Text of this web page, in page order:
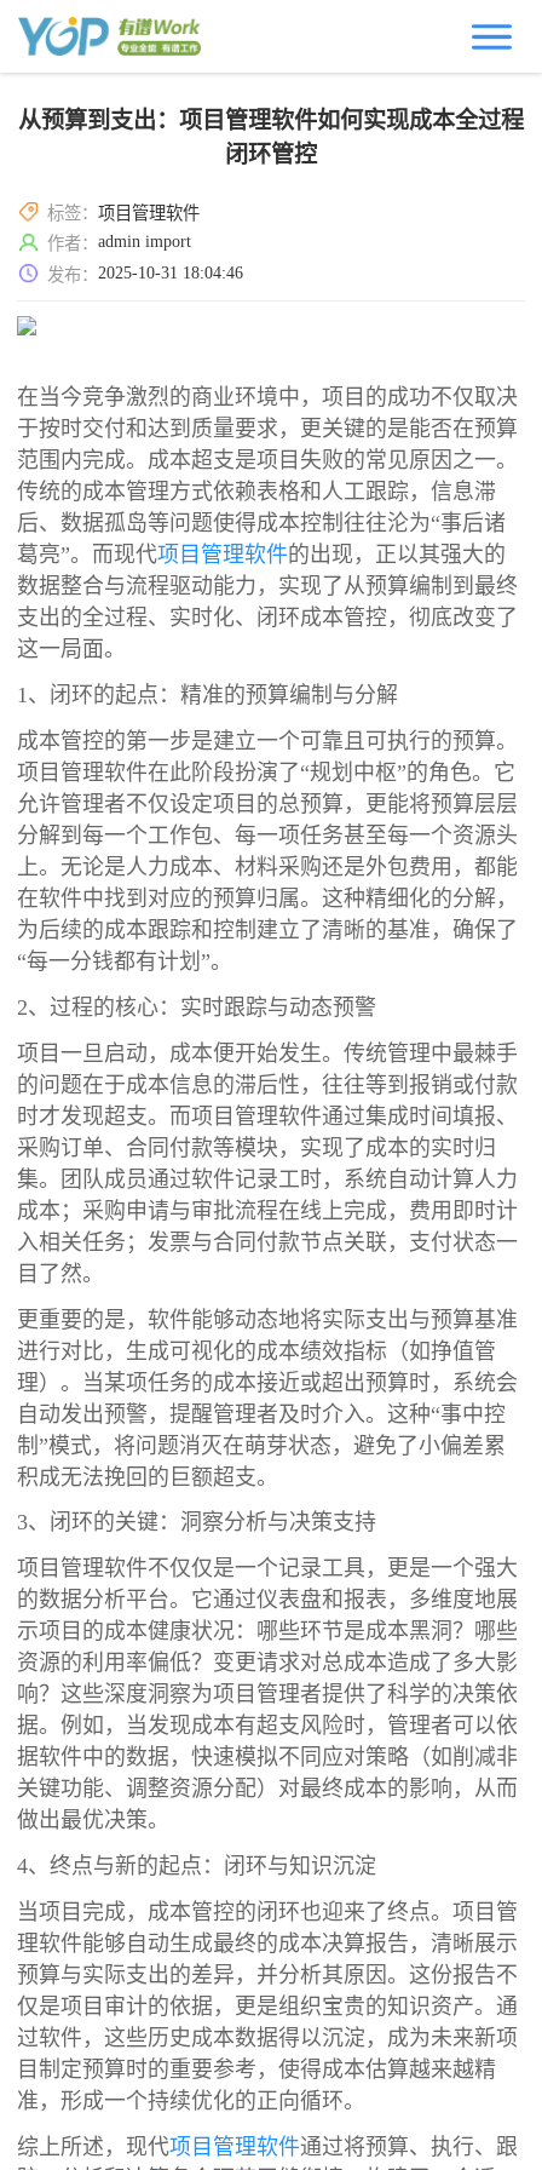
从预算到支出：项目管理软件如何实现成本全过程
闭环管控
标签：项目管理软件
作者：admin import
发布：2025-10-31 18:04:46
在当今竞争激烈的商业环境中，项目的成功不仅取决
于按时交付和达到质量要求，更关键的是能否在预算
范围内完成。成本超支是项目失败的常见原因之一。
传统的成本管理方式依赖表格和人工跟踪，信息滞
后、数据孤岛等问题使得成本控制往往沦为“事后诸
葛亮”。而现代项目管理软件的出现，正以其强大的
数据整合与流程驱动能力，实现了从预算编制到最终
支出的全过程、实时化、闭环成本管控，彻底改变了
这一局面。
1、闭环的起点：精准的预算编制与分解
成本管控的第一步是建立一个可靠且可执行的预算。
项目管理软件在此阶段扮演了“规划中枢”的角色。它
允许管理者不仅设定项目的总预算，更能将预算层层
分解到每一个工作包、每一项任务甚至每一个资源头
上。无论是人力成本、材料采购还是外包费用，都能
在软件中找到对应的预算归属。这种精细化的分解，
为后续的成本跟踪和控制建立了清晰的基准，确保了
“每一分钱都有计划”。
2、过程的核心：实时跟踪与动态预警
项目一旦启动，成本便开始发生。传统管理中最棘手
的问题在于成本信息的滞后性，往往等到报销或付款
时才发现超支。而项目管理软件通过集成时间填报、
采购订单、合同付款等模块，实现了成本的实时归
集。团队成员通过软件记录工时，系统自动计算人力
成本；采购申请与审批流程在线上完成，费用即时计
入相关任务；发票与合同付款节点关联，支付状态一
目了然。
更重要的是，软件能够动态地将实际支出与预算基准
进行对比，生成可视化的成本绩效指标（如挣值管
理）。当某项任务的成本接近或超出预算时，系统会
自动发出预警，提醒管理者及时介入。这种“事中控
制”模式，将问题消灭在萌芽状态，避免了小偏差累
积成无法挽回的巨额超支。
3、闭环的关键：洞察分析与决策支持
项目管理软件不仅仅是一个记录工具，更是一个强大
的数据分析平台。它通过仪表盘和报表，多维度地展
示项目的成本健康状况：哪些环节是成本黑洞？哪些
资源的利用率偏低？变更请求对总成本造成了多大影
响？这些深度洞察为项目管理者提供了科学的决策依
据。例如，当发现成本有超支风险时，管理者可以依
据软件中的数据，快速模拟不同应对策略（如削减非
关键功能、调整资源分配）对最终成本的影响，从而
做出最优决策。
4、终点与新的起点：闭环与知识沉淀
当项目完成，成本管控的闭环也迎来了终点。项目管
理软件能够自动生成最终的成本决算报告，清晰展示
预算与实际支出的差异，并分析其原因。这份报告不
仅是项目审计的依据，更是组织宝贵的知识资产。通
过软件，这些历史成本数据得以沉淀，成为未来新项
目制定预算时的重要参考，使得成本估算越来越精
准，形成一个持续优化的正向循环。
综上所述，现代项目管理软件通过将预算、执行、跟